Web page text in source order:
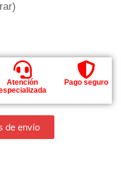
Atención
Pago seguro
de envío